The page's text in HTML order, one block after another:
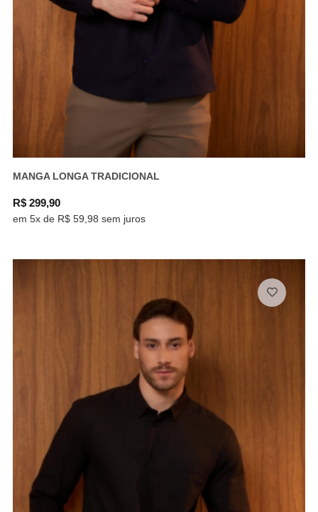
MANGA LONGA TRADICIONAL
R$ 299,90
em 5x de R$ 59,98 sem juros